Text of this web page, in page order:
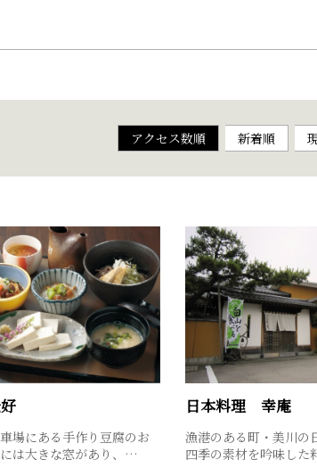
アクセス数順 新着順
場にある手作り豆腐のお
は大きな窓があり、…
日本料理 幸庵
漁港のある町・美川の
四季の素材を吟味し